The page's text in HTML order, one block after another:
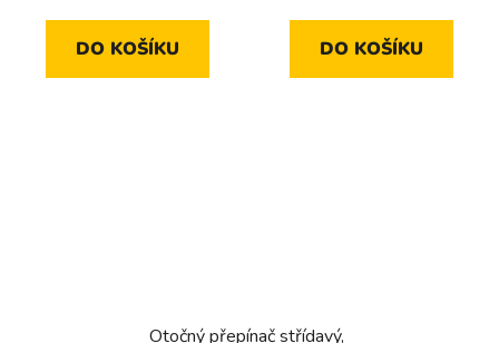
DO KOŠÍKU DO KOŠÍKU
Otočný přepínač střídavý,